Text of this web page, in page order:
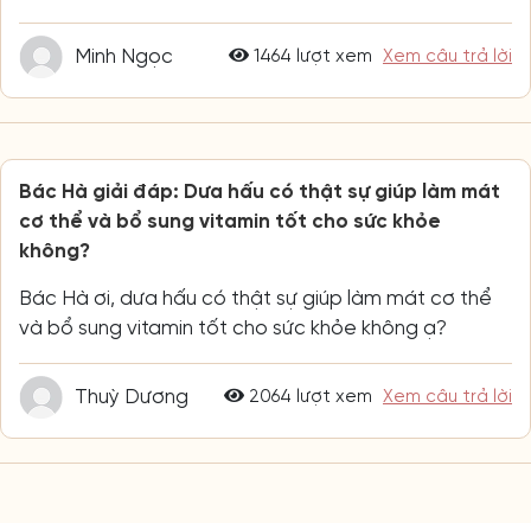
Minh Ngọc 1464 lượt xem Xem câu trả lời
Bác Hà giải đáp: Dưa hấu có thật sự giúp làm mát
cơ thể và bổ sung vitamin tốt cho sức khỏe
không?
Bác Hà ơi, dưa hấu có thật sự giúp làm mát cơ thể
và bổ sung vitamin tốt cho sức khỏe không ạ?
Thuỳ Dương 2064 lượt xem Xem câu trả lời